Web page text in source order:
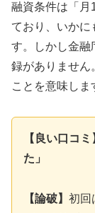
融資条件は「月
ており、いかに
す。しかし金融
録がありません
ことを意味しま
【良い口コ
た」
【論破】 初回